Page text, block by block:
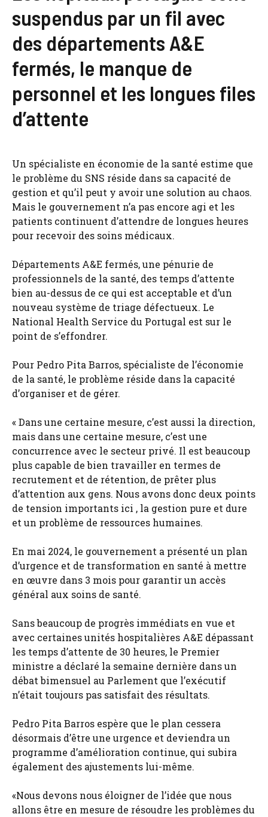
suspendus par un fil avec
des départements A&E
fermés, le manque de
personnel et les longues files
d’attente
Un spécialiste en économie de la santé estime que
le problème du SNS réside dans sa capacité de
gestion et qu’il peut y avoir une solution au chaos.
Mais le gouvernement n’a pas encore agi et les
patients continuent d’attendre de longues heures
pour recevoir des soins médicaux.
Départements A&E fermés, une pénurie de
professionnels de la santé, des temps d’attente
bien au-dessus de ce qui est acceptable et d’un
nouveau système de triage défectueux. Le
National Health Service du Portugal est sur le
point de s’effondrer.
Pour Pedro Pita Barros, spécialiste de l’économie
de la santé, le problème réside dans la capacité
d’organiser et de gérer.
« Dans une certaine mesure, c’est aussi la direction,
mais dans une certaine mesure, c’est une
concurrence avec le secteur privé. Il est beaucoup
plus capable de bien travailler en termes de
recrutement et de rétention, de prêter plus
d’attention aux gens. Nous avons donc deux points
de tension importants ici , la gestion pure et dure
et un problème de ressources humaines.
En mai 2024, le gouvernement a présenté un plan
d’urgence et de transformation en santé à mettre
en œuvre dans 3 mois pour garantir un accès
général aux soins de santé.
Sans beaucoup de progrès immédiats en vue et
avec certaines unités hospitalières A&E dépassant
les temps d’attente de 30 heures, le Premier
ministre a déclaré la semaine dernière dans un
débat bimensuel au Parlement que l’exécutif
n’était toujours pas satisfait des résultats.
Pedro Pita Barros espère que le plan cessera
désormais d’être une urgence et deviendra un
programme d’amélioration continue, qui subira
également des ajustements lui-même.
«Nous devons nous éloigner de l’idée que nous
allons être en mesure de résoudre les problèmes du